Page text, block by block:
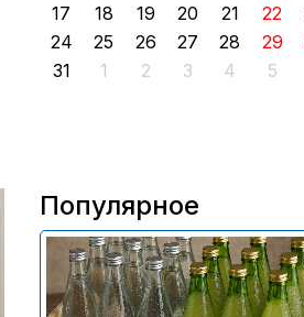
17
18 19 20 21 22
24
25 26 27 28 29
31
1 2 3 4 5
Популярное
В России
продажу более 70
бутылок питьевой